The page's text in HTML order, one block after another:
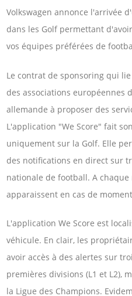
Volkswagen annonce l'arrivée
dans les Golf permettant
vos équipes préférées de
Le contrat de sponsoring qui lie
des associations européennes
allemande à proposer des
L'application "We Score" fait
uniquement sur la Golf. Elle
des notifications en direct sur
nationale de football. A chaque
apparaissent en cas de
L'application We Score est
véhicule. En clair, les
avoir accès à des alertes sur
premières divisions (L1 et L2),
la Ligue des Champions.